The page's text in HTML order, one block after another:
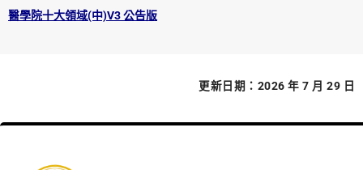
醫學院十大領域(中)V3 公告版
更新日期：2026 年 7 月 29 日